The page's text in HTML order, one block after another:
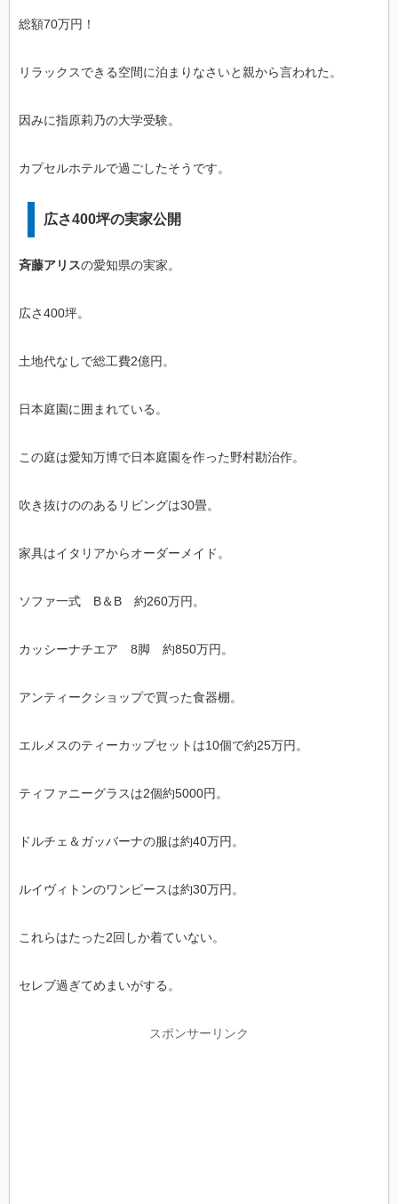
総額70万円！
リラックスできる空間に泊まりなさいと親から言われた。
因みに指原莉乃の大学受験。
カプセルホテルで過ごしたそうです。
広さ400坪の実家公開
斉藤アリスの愛知県の実家。
広さ400坪。
土地代なしで総工費2億円。
日本庭園に囲まれている。
この庭は愛知万博で日本庭園を作った野村勘治作。
吹き抜けののあるリビングは30畳。
家具はイタリアからオーダーメイド。
ソファ一式 B＆B 約260万円。
カッシーナチエア 8脚 約850万円。
アンティークショップで買った食器棚。
エルメスのティーカップセットは10個で約25万円。
ティファニーグラスは2個約5000円。
ドルチェ＆ガッバーナの服は約40万円。
ルイヴィトンのワンピースは約30万円。
これらはたった2回しか着ていない。
セレブ過ぎてめまいがする。
スポンサーリンク